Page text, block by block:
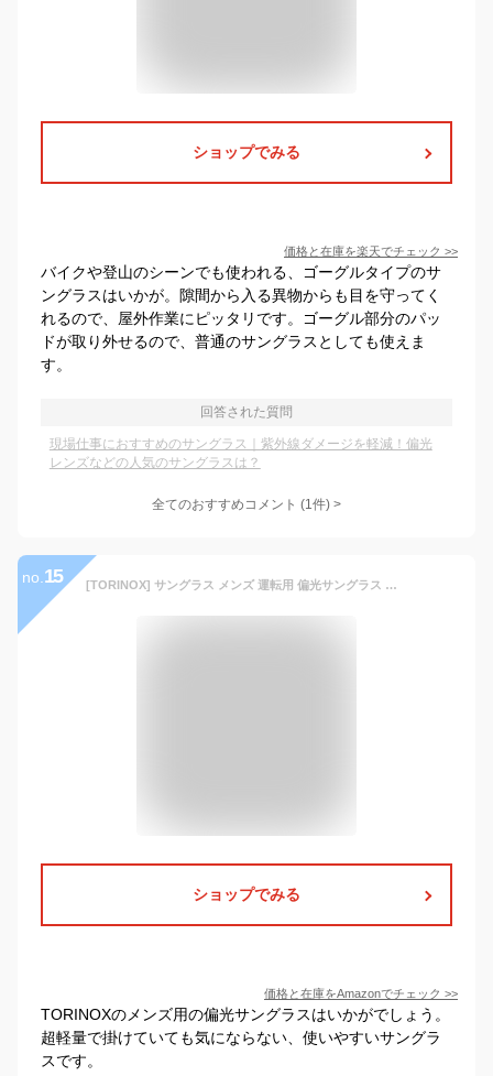
ショップでみる
価格と在庫を楽天でチェック >>
バイクや登山のシーンでも使われる、ゴーグルタイプのサ
ングラスはいかが。隙間から入る異物からも目を守ってく
れるので、屋外作業にピッタリです。ゴーグル部分のパッ
ドが取り外せるので、普通のサングラスとしても使えま
す。
回答された質問
現場仕事におすすめのサングラス｜紫外線ダメージを軽減！偏光
レンズなどの人気のサングラスは？
全てのおすすめコメント (1件) >
no. 15 [TORINOX] サングラス メンズ 運転用 偏光サングラス 超軽量 UV400 釣り スポーツ
ショップでみる
価格と在庫をAmazonでチェック >>
TORINOXのメンズ用の偏光サングラスはいかがでしょう。
超軽量で掛けていても気にならない、使いやすいサングラ
スです。